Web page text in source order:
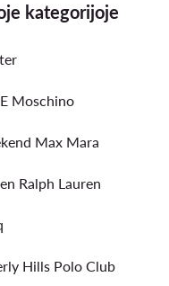
kategorijoje
Moschino
Max Mara
Ralph Lauren
Hills Polo Club